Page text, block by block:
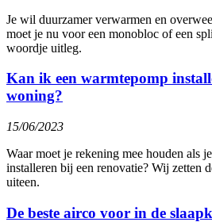
Je wil duurzamer verwarmen en
moet je nu voor een monobloc of een
woordje uitleg.
Kan ik een warmtepomp
woning?
15/06/2023
Waar moet je rekening mee houden als
installeren bij een renovatie? Wij zetten
uiteen.
De beste airco voor in de